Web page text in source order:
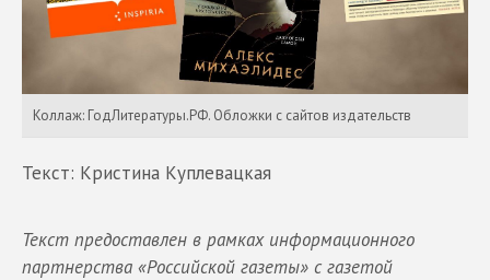
Коллаж: ГодЛитературы.РФ. Обложки с сайтов издательств
Текст: Кристина Куплевацкая
Текст предоставлен в рамках информационного
партнерства «Российской газеты» с газетой